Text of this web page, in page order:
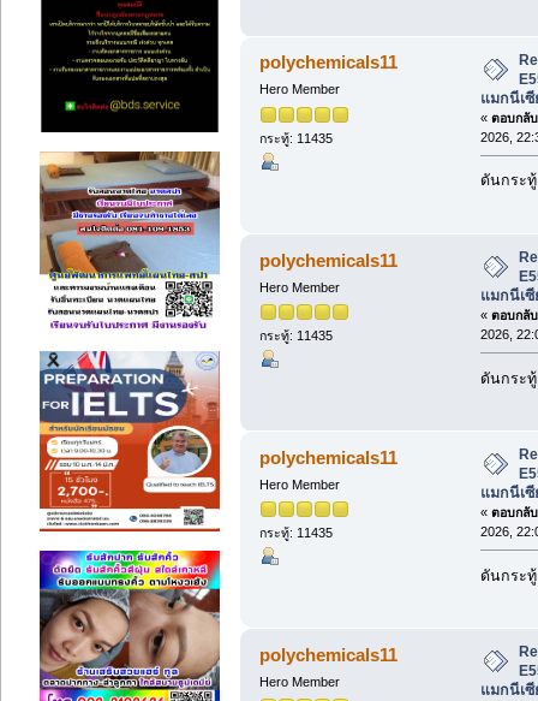
polychemicals11
Hero Member
กระทู้: 11435
แมกนีเซี
« ตอบกลั
2026,
ดันกระทู้
polychemicals11
Hero Member
กระทู้: 11435
แมกนีเซี
« ตอบกลั
2026,
ดันกระทู้
polychemicals11
Hero Member
กระทู้: 11435
แมกนีเซี
« ตอบกลั
2026,
ดันกระทู้
polychemicals11
Hero Member
แมกนีเซี